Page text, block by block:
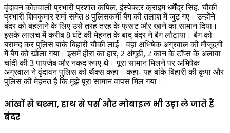
वृंदावन कोतवाली प्रभारी प्रशांत कपिल, इंस्पेक्टर क्राइम धर्मेंद्र सिंह, चौकी
प्रभारी शिवकुमार शर्मा समेत 8 पुलिसकर्मी बैग की तलाश में जुट गए। उन्होंने
बंदर को बहलाने के लिए उसे तरह तरह के फ्रूट और खाने का सामान दिया।
इसके लालच मेें करीब 8 घंटे की मेहनत के बाद बंदर ने बैग लौटाया। बैग को
बरामद कर पुलिस बांके बिहारी चौकी लाई। वहां अभिषेक अग्रवाल की मौजूदगी
में बैग को खोला गया। इसमें हीरा का हार, 2 अंगूठी, 2 कान के टॉप्स के अलावा
चांदी की 3 पायजेब और नकद रुपए थे। पूरा सामान मिलने पर अभिषेक
अग्रवाल ने वृंदावन पुलिस को थैंक्स कहा। कहा- यह बांके बिहारी की कृपा और
पुलिस की मेहनत है कि मुझे पूरा सामान वापस मिल गया।
आंखों से चश्मा, हाथ से पर्स और मोबाइल भी उड़ा ले जाते हैं
बंदर